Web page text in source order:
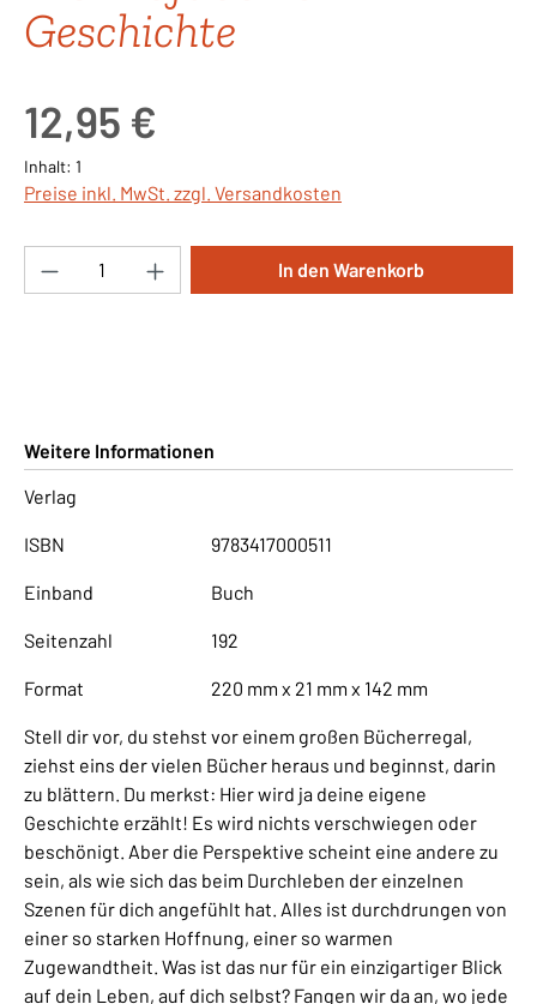
Geschichte
12,95 €
Inhalt: 1
Preise inkl. MwSt. zzgl. Versandkosten
Produkt Anzahl: Gib den gewünschten
In den Warenkorb
Weitere Informationen
Verlag
ISBN 9783417000511
Einband Buch
Seitenzahl 192
Format 220 mm x 21 mm x 142 mm
Stell dir vor, du stehst vor einem großen Bücherregal,
ziehst eins der vielen Bücher heraus und beginnst, darin
zu blättern. Du merkst: Hier wird ja deine eigene
Geschichte erzählt! Es wird nichts verschwiegen oder
beschönigt. Aber die Perspektive scheint eine andere zu
sein, als wie sich das beim Durchleben der einzelnen
Szenen für dich angefühlt hat. Alles ist durchdrungen von
einer so starken Hoffnung, einer so warmen
Zugewandtheit. Was ist das nur für ein einzigartiger Blick
auf dein Leben, auf dich selbst? Fangen wir da an, wo jede